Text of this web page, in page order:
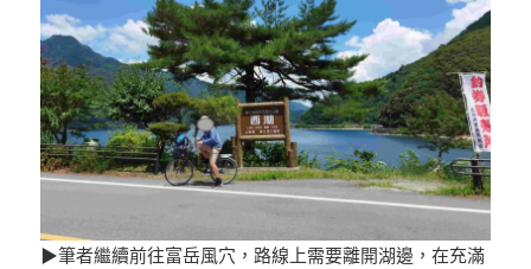
▶筆者繼續前往富岳風穴，路線上需要離開湖邊，在充滿